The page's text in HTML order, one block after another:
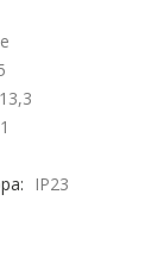
13,3
IP23